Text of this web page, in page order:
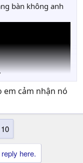
bàn không anh
em cảm nhận nó
10
here.